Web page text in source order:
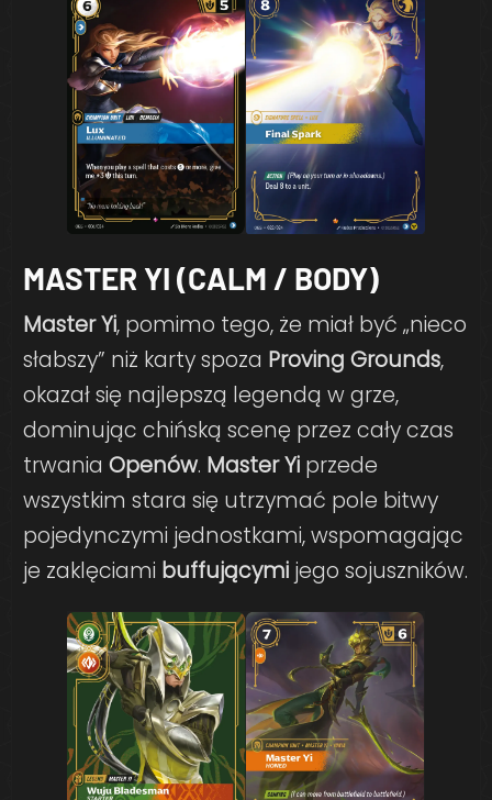
MASTER YI (CALM / BODY)
Master Yi, pomimo tego, że miał być „nieco
słabszy” niż karty spoza Proving Grounds,
okazał się najlepszą legendą w grze,
dominując chińską scenę przez cały czas
trwania Openów. Master Yi przede
wszystkim stara się utrzymać pole bitwy
pojedynczymi jednostkami, wspomagając
je zaklęciami buffującymi jego sojuszników.